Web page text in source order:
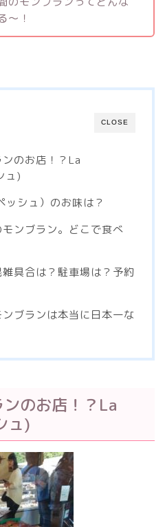
〜！
CLOSE
のお店！？La
ュ)
シュ）のお味は？
ンブラン。どこで食べ
具合は？駐車場は？予約
ブランは本当に日本一な
のお店！？La
ュ)